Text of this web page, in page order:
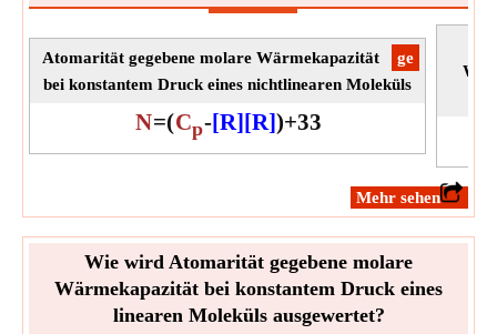
​ge
Atomarität gegebene molare Wärmekapazität
bei konstantem Druck eines nichtlinearen Moleküls
N=(Cp-[R][R])+33
​Mehr sehen
Wie wird Atomarität gegebene molare
Wärmekapazität bei konstantem Druck eines
linearen Moleküls ausgewertet?